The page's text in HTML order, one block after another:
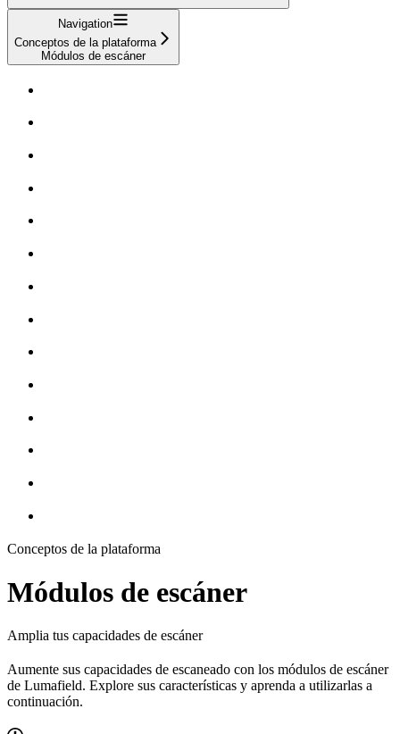
Navigation
Conceptos de la plataforma
Módulos de escáner
Conceptos de la plataforma
Módulos de escáner
Amplia tus capacidades de escáner
Aumente sus capacidades de escaneado con los módulos de escáner
de Lumafield. Explore sus características y aprenda a utilizarlas a
continuación.